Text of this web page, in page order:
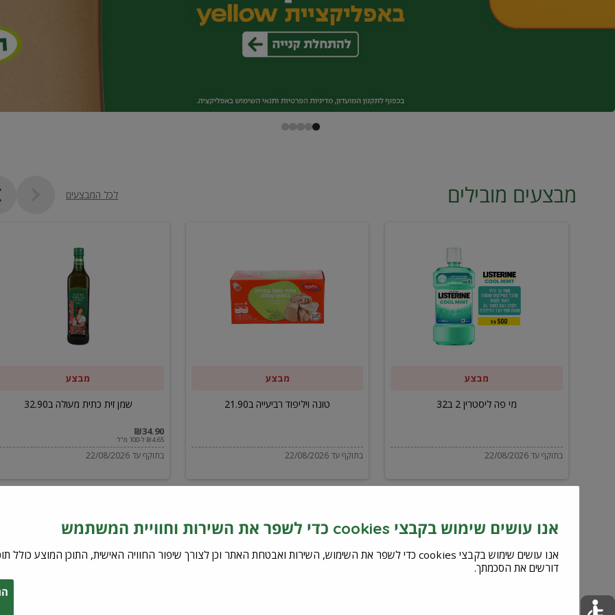
מבצעים מובילים לכל המבצעים
ליסטרין
מבצע
מי פה ליסטרין 2 ב32
בתוקף עד 22/08/2026
ויליפוד
רביעייה
מבצע
טונה ויליפוד רביעייה ב21.90
בתוקף עד 22/08/2026
מבצע
שמן זית כתית מעולה ב32.90
₪34.90
₪4.65 ל-100 מ"ל
בתוקף עד 22/08/2026
אנו עושים שימוש בקבצי cookies כדי לשפר את השירות וחוויית המשתמש
דורשים את הסכמתך.